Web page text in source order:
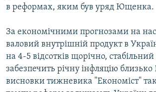
в реформах, яким був уряд Ющенка.
За економічними прогнозами на
валовий внутрішній продукт в
на 4-5 відсотків щорічно,
забезпечить річну інфляцію близько
висновки тижневика "Економіст"